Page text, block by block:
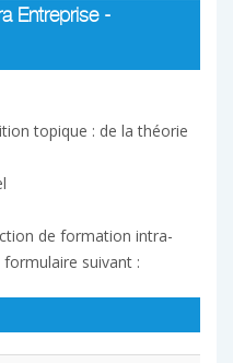
Entreprise -
topique : de la théorie
de formation intra-
suivant :